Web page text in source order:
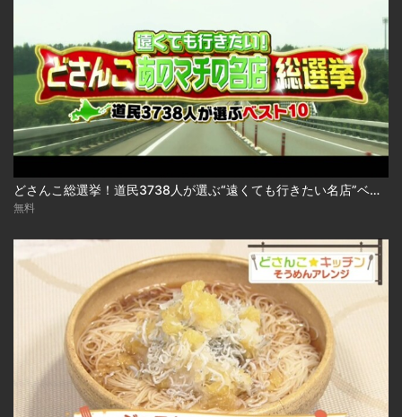
どさんこ総選挙！道民3738人が選ぶ“遠くても行きたい名店”ベスト10 2026-08-06
無料